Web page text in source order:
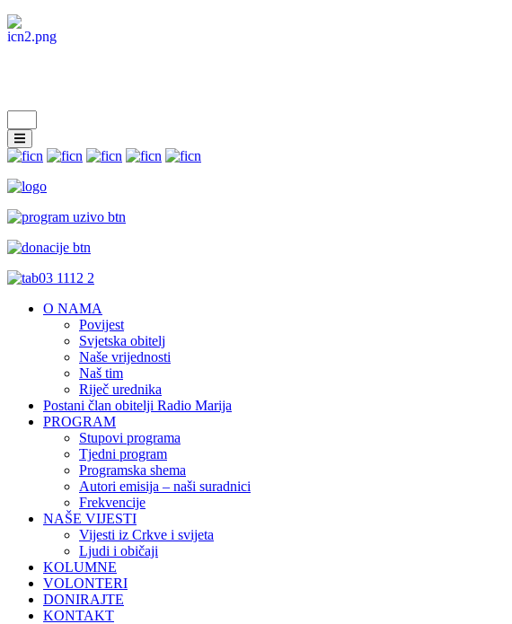
O NAMA
Povijest
Svjetska obitelj
Naše vrijednosti
Naš tim
Riječ urednika
Postani član obitelji Radio Marija
PROGRAM
Stupovi programa
Tjedni program
Programska shema
Autori emisija – naši suradnici
Frekvencije
NAŠE VIJESTI
Vijesti iz Crkve i svijeta
Ljudi i običaji
KOLUMNE
VOLONTERI
DONIRAJTE
KONTAKT